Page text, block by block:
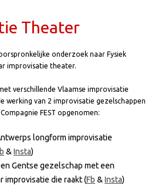
Theater
onderzoek naar Fysiek
improvisatie theater.
verschillende Vlaamse improvisatie
werking van 2 improvisatie gezelschappen
FEST opgenomen:
longform improvisatie
& Insta)
Gentse gezelschap met een
improvisatie die raakt (Fb & Insta)